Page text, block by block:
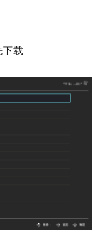
载